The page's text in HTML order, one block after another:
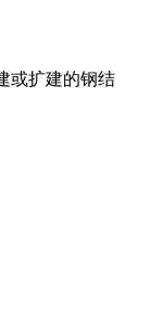
或扩建的钢结